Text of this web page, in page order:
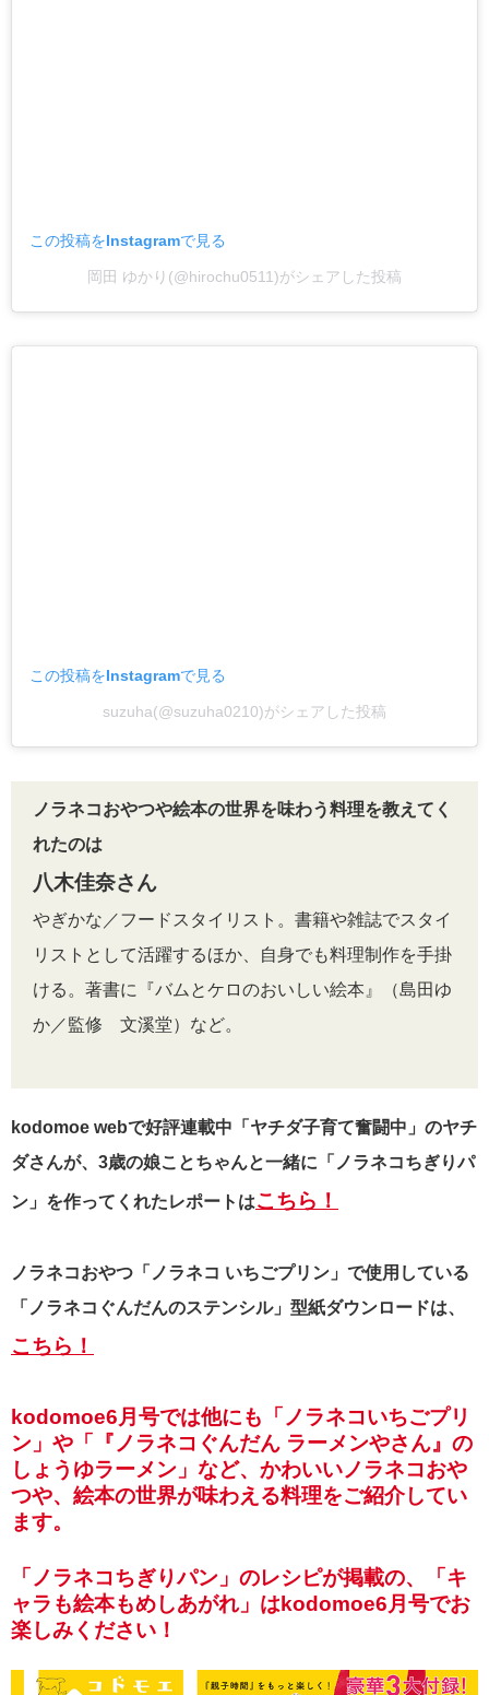
この投稿をInstagramで見る
岡田 ゆかり(@hirochu0511)がシェアした投稿
この投稿をInstagramで見る
suzuha(@suzuha0210)がシェアした投稿
ノラネコおやつや絵本の世界を味わう料理を教えてく
れたのは
八木佳奈さん
やぎかな／フードスタイリスト。書籍や雑誌でスタイ
リストとして活躍するほか、自身でも料理制作を手掛
ける。著書に『バムとケロのおいしい絵本』（島田ゆ
か／監修 文溪堂）など。
kodomoe webで好評連載中「ヤチダ子育て奮闘中」のヤチ
ダさんが、3歳の娘ことちゃんと一緒に「ノラネコちぎりパ
ン」を作ってくれたレポートはこちら！
ノラネコおやつ「ノラネコ いちごプリン」で使用している
「ノラネコぐんだんのステンシル」型紙ダウンロードは、
こちら！
kodomoe6月号では他にも「ノラネコいちごプリ
ン」や「『ノラネコぐんだん ラーメンやさん』の
しょうゆラーメン」など、かわいいノラネコおや
つや、絵本の世界が味わえる料理をご紹介してい
ます。
「ノラネコちぎりパン」のレシピが掲載の、「キ
ャラも絵本もめしあがれ」はkodomoe6月号でお
楽しみください！